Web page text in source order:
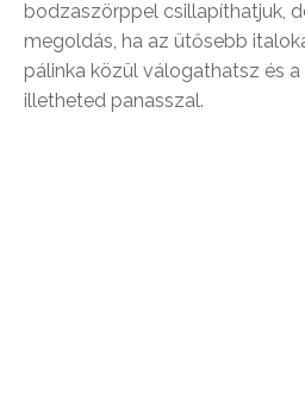
bodzaszörppel csillapíthatjuk,
megoldás, ha az ütősebb
pálinka közül válogathatsz és
illetheted panasszal.